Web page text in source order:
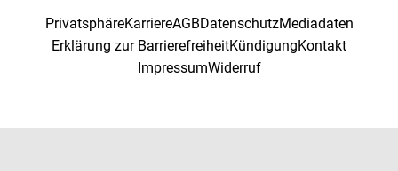
PrivatsphäreKarriereAGBDatenschutzMediadaten
Erklärung zur BarrierefreiheitKündigungKontakt
ImpressumWiderruf